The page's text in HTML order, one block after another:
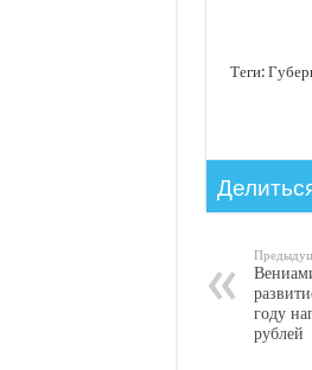
Теги:
году
рублей